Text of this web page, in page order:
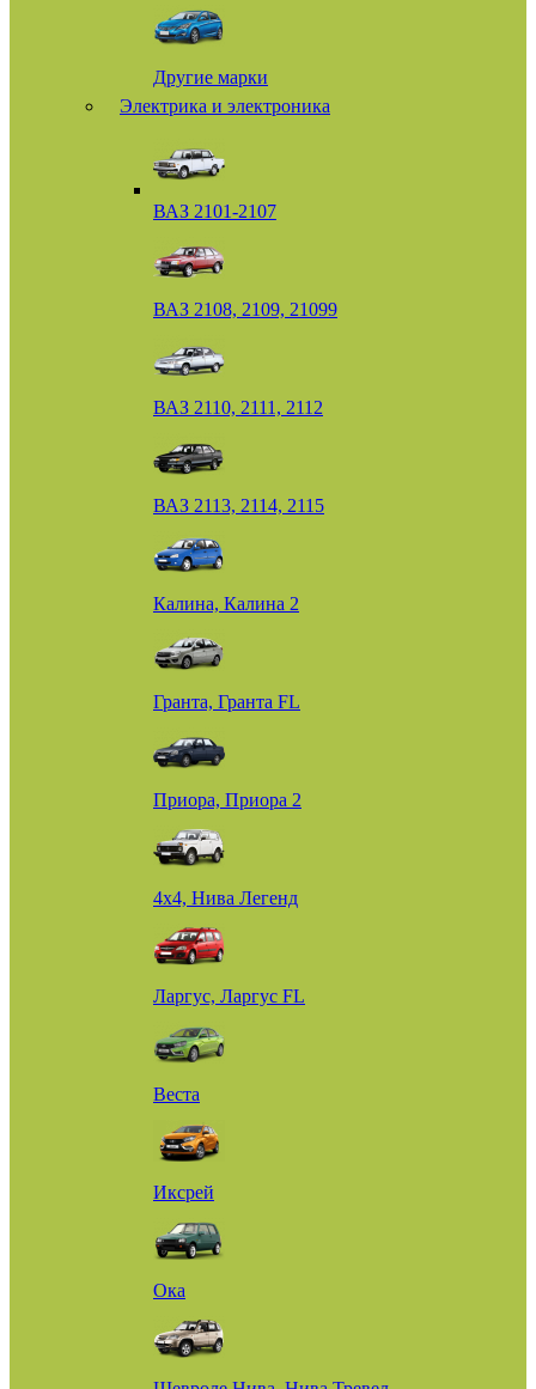
Другие марки
Электрика и электроника
ВАЗ 2101-2107
ВАЗ 2108, 2109, 21099
ВАЗ 2110, 2111, 2112
ВАЗ 2113, 2114, 2115
Калина, Калина 2
Гранта, Гранта FL
Приора, Приора 2
4х4, Нива Легенд
Ларгус, Ларгус FL
Веста
Иксрей
Ока